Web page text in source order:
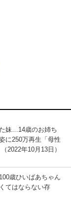
妹…14歳のお姉ち
に250万再生「母性
2022年10月13日）
歳ひいばあちゃん
てはならない存